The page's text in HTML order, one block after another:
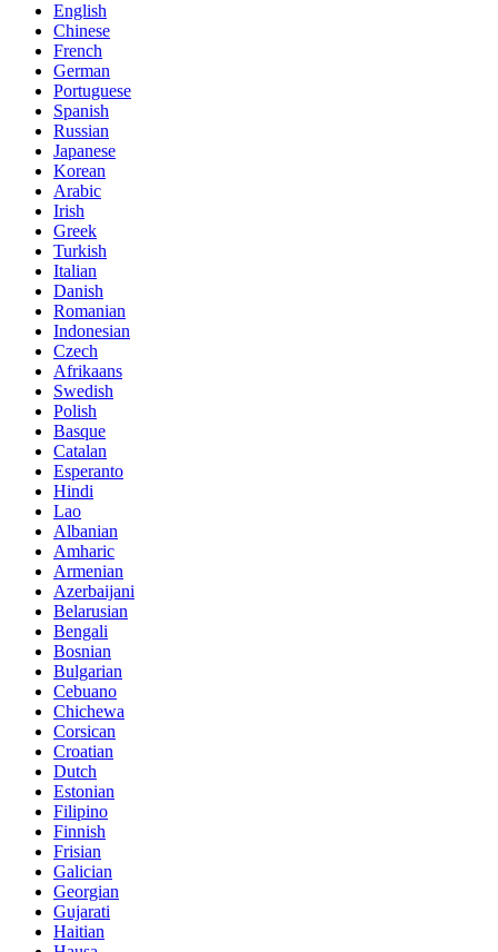
English
Chinese
French
German
Portuguese
Spanish
Russian
Japanese
Korean
Arabic
Irish
Greek
Turkish
Italian
Danish
Romanian
Indonesian
Czech
Afrikaans
Swedish
Polish
Basque
Catalan
Esperanto
Hindi
Lao
Albanian
Amharic
Armenian
Azerbaijani
Belarusian
Bengali
Bosnian
Bulgarian
Cebuano
Chichewa
Corsican
Croatian
Dutch
Estonian
Filipino
Finnish
Frisian
Galician
Georgian
Gujarati
Haitian